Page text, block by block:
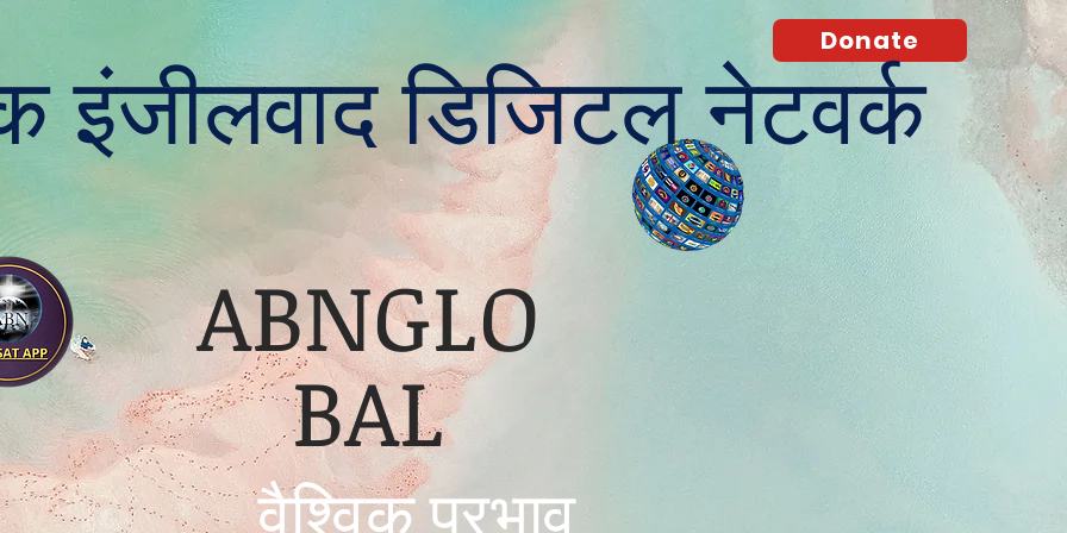
Donate
इंजीलवाद डिजिटल नेटवर्क
ABNGLO
BAL